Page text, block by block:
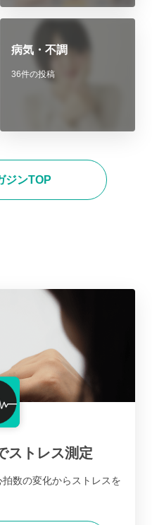
病気・不調
36件の投稿
ジンTOP
ストレス測定
数の変化からストレスを